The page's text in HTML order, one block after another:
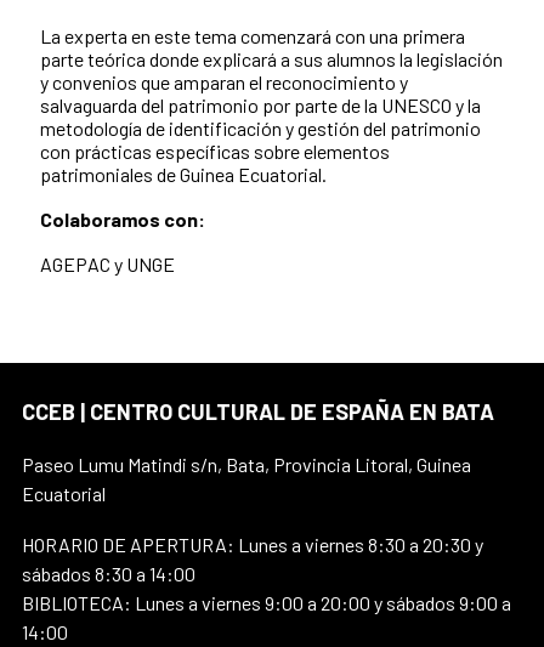
La experta en este tema comenzará con una primera
parte teórica donde explicará a sus alumnos la legislación
y convenios que amparan el reconocimiento y
salvaguarda del patrimonio por parte de la UNESCO y la
metodología de identificación y gestión del patrimonio
con prácticas específicas sobre elementos
patrimoniales de Guinea Ecuatorial.
Colaboramos con:
AGEPAC y UNGE
CCEB | CENTRO CULTURAL DE ESPAÑA EN BATA
Paseo Lumu Matindi s/n, Bata, Provincia Litoral, Guinea
Ecuatorial
HORARIO DE APERTURA: Lunes a viernes 8:30 a 20:30 y
sábados 8:30 a 14:00
BIBLIOTECA: Lunes a viernes 9:00 a 20:00 y sábados 9:00 a
14:00